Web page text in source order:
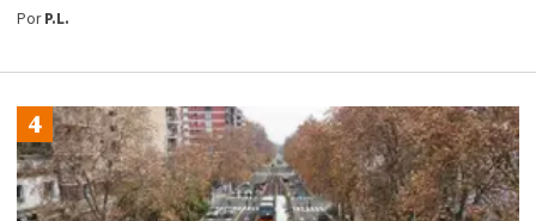
PorP.L.